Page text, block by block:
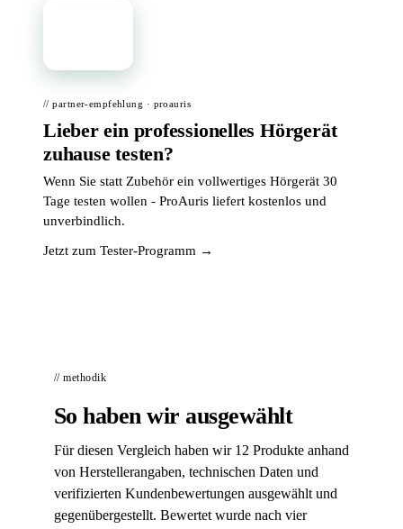
// partner-empfehlung · proauris
Lieber ein professionelles Hörgerät
zuhause testen?
Wenn Sie statt Zubehör ein vollwertiges Hörgerät 30
Tage testen wollen - ProAuris liefert kostenlos und
unverbindlich.
Jetzt zum Tester-Programm →
// methodik
So haben wir ausgewählt
Für diesen Vergleich haben wir 12 Produkte anhand
von Herstellerangaben, technischen Daten und
verifizierten Kundenbewertungen ausgewählt und
gegenübergestellt. Bewertet wurde nach vier